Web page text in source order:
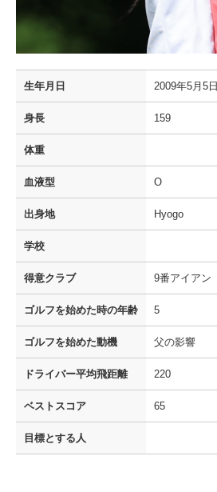
生年月日 2009年5月5日
身長 159
体重
血液型 O
出身地 Hyogo
学校
得意クラブ 9番アイアン
ゴルフを始めた時の年齢 5
ゴルフを始めた動機 父の影響
ドライバー平均飛距離 220
ベストスコア 65
目標とする人